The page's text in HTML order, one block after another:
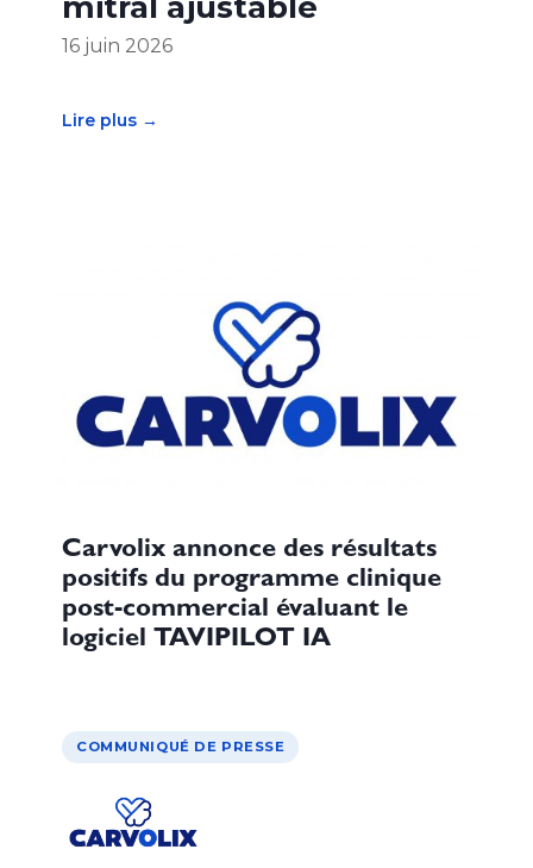
16 juin 2026
Lire plus →
Carvolix annonce des résultats
positifs du programme clinique
post-commercial évaluant le
logiciel TAVIPILOT IA
COMMUNIQUÉ DE PRESSE